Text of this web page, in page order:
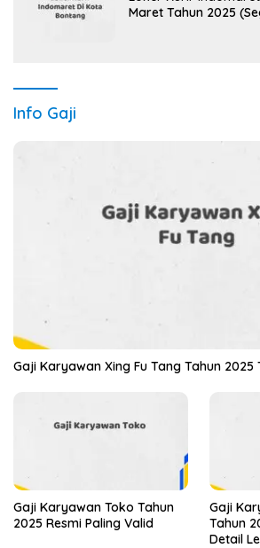
Maret Tahun 2025
Info Gaji
Gaji Karyawan Xing Fu Tang Tahun 2025
Gaji Karyawan Toko Tahun
2025 Resmi Paling Valid
Gaji
Tahun
Detail